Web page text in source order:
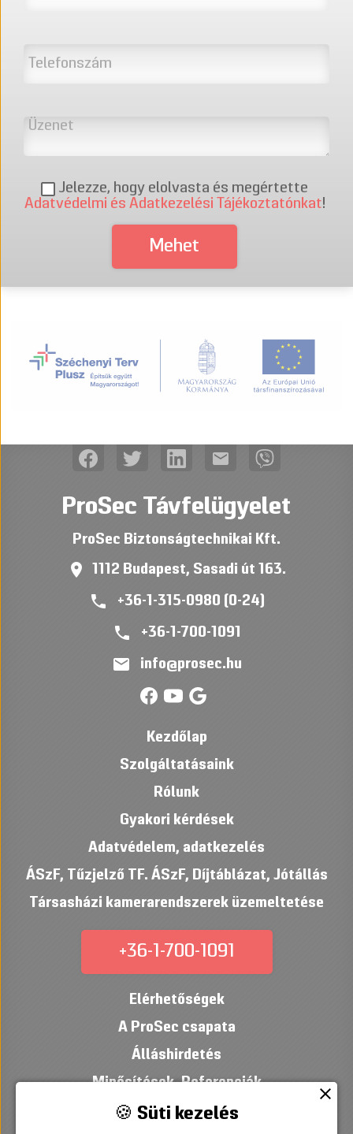
Jelezze, hogy elolvasta és megértette
Adatvédelmi és Adatkezelési Tájékoztatónkat!
mail
ProSec Távfelügyelet
ProSec Biztonságtechnikai Kft.
place 1112 Budapest, Sasadi út 163.
phone +36-1-315-0980 (0-24)
phone +36-1-700-1091
mail info@prosec.hu
Kezdőlap
Szolgáltatásaink
Rólunk
Gyakori kérdések
Adatvédelem, adatkezelés
ÁSzF, Tűzjelző TF. ÁSzF, Díjtáblázat, Jótállás
Társasházi kamerarendszerek üzemeltetése
+36-1-700-1091
Elérhetőségek
A ProSec csapata
Álláshirdetés
Minősítések,Referenciák
🍪 Süti kezelés
close